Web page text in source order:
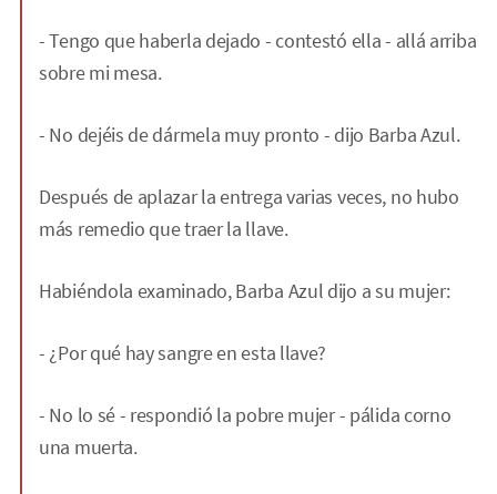
- Tengo que haberla dejado - contestó ella - allá arriba
sobre mi mesa.
- No dejéis de dármela muy pronto - dijo Barba Azul.
Después de aplazar la entrega varias veces, no hubo
más remedio que traer la llave.
Habiéndola examinado, Barba Azul dijo a su mujer:
- ¿Por qué hay sangre en esta llave?
- No lo sé - respondió la pobre mujer - pálida corno
una muerta.